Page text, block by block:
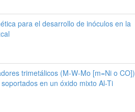
para el desarrollo de inóculos en la
trimetálicos (M-W-Mo [m=Ni o CO])
en un óxido mixto Al-Ti